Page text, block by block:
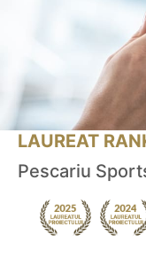
LAUREAT
Pescariu